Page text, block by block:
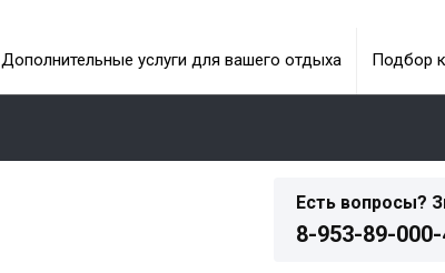
Дополнительные услуги для вашего отдыха Подбор
Есть вопросы?
8-953-89-